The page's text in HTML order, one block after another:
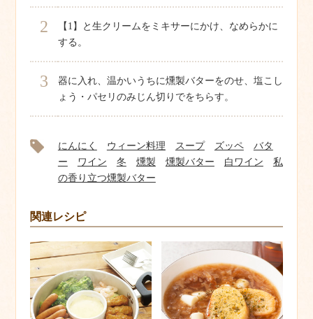
2
【1】と生クリームをミキサーにかけ、なめらかに
する。
3
器に入れ、温かいうちに燻製バターをのせ、塩こし
ょう・パセリのみじん切りでをちらす。
にんにく ウィーン料理 スープ ズッペ
バタ
ー
ワイン 冬 燻製 燻製バター 白ワイン
私
の香り立つ燻製バター
関連レシピ